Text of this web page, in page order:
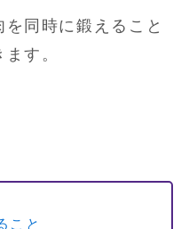
同時に鍛えること
す。
こと